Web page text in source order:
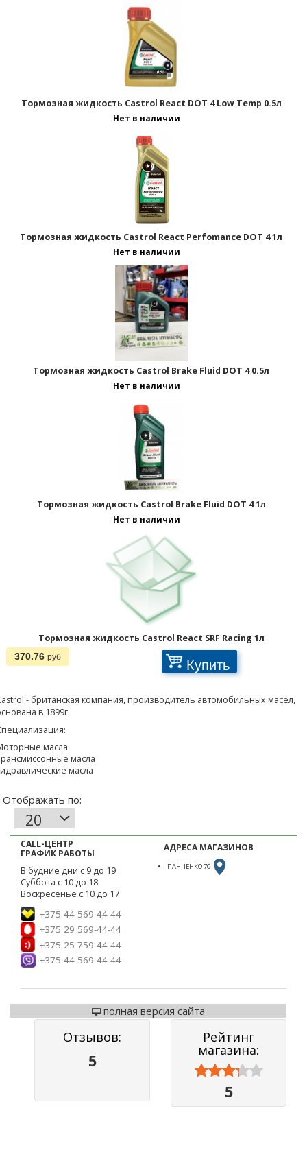
Тормозная жидкость Castrol React DOT 4 Low Temp 0.5л
Нет в наличии
Тормозная жидкость Castrol React Perfomance DOT 4 1л
Нет в наличии
Тормозная жидкость Castrol Brake Fluid DOT 4 0.5л
Нет в наличии
Тормозная жидкость Castrol Brake Fluid DOT 4 1л
Нет в наличии
Тормозная жидкость Castrol React SRF Racing 1л
370.76 руб Купить
- британская компания, производитель автомобильных масел,
в 1899г.
масла
масла
масла
CALL-ЦЕНТР
ГРАФИК РАБОТЫ
В будние дни с 9 до 19
Суббота с 10 до 18
Воскресенье с 10 до 17
+375 44 569-44-44
+375 29 569-44-44
+375 25 759-44-44
+375 44 569-44-44
АДРЕСА МАГАЗИНОВ
ПАНЧЕНКО 70
полная версия сайта
Отзывов:
5
Рейтинг
магазина:



5